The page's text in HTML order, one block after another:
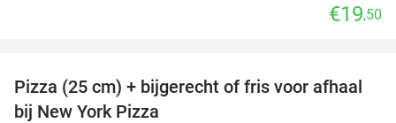
€19,50
60%
Pizza (25 cm) + bijgerecht of fris voor afhaal
bij New York Pizza